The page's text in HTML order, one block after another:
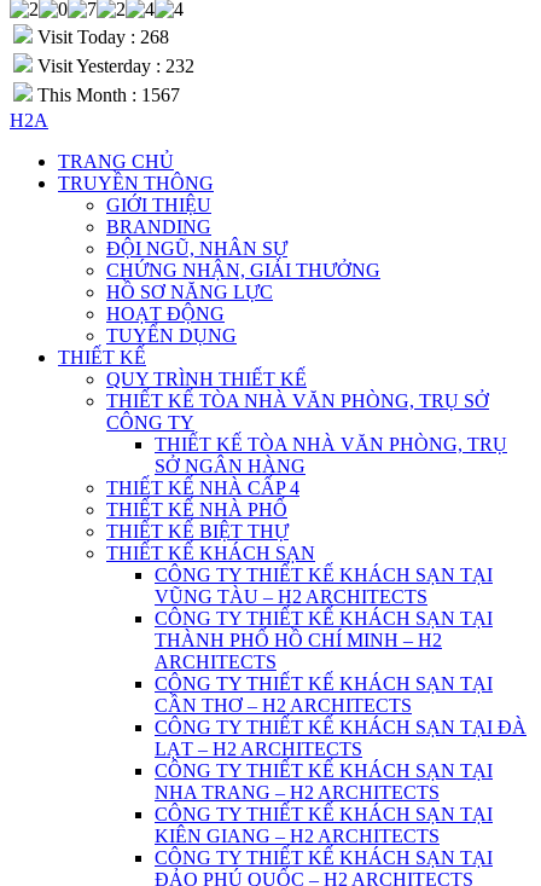
Visit Today : 268
Visit Yesterday : 232
This Month : 1567
H2A
TRANG CHỦ
TRUYỀN THÔNG
GIỚI THIỆU
BRANDING
ĐỘI NGŨ, NHÂN SỰ
CHỨNG NHẬN, GIẢI THƯỞNG
HỒ SƠ NĂNG LỰC
HOẠT ĐỘNG
TUYỂN DỤNG
THIẾT KẾ
QUY TRÌNH THIẾT KẾ
THIẾT KẾ TÒA NHÀ VĂN PHÒNG, TRỤ SỞ
CÔNG TY
THIẾT KẾ TÒA NHÀ VĂN PHÒNG, TRỤ
SỞ NGÂN HÀNG
THIẾT KẾ NHÀ CẤP 4
THIẾT KẾ NHÀ PHỐ
THIẾT KẾ BIỆT THỰ
THIẾT KẾ KHÁCH SẠN
CÔNG TY THIẾT KẾ KHÁCH SẠN TẠI
VŨNG TÀU – H2 ARCHITECTS
CÔNG TY THIẾT KẾ KHÁCH SẠN TẠI
THÀNH PHỐ HỒ CHÍ MINH – H2
ARCHITECTS
CÔNG TY THIẾT KẾ KHÁCH SẠN TẠI
CẦN THƠ – H2 ARCHITECTS
CÔNG TY THIẾT KẾ KHÁCH SẠN TẠI ĐÀ
LẠT – H2 ARCHITECTS
CÔNG TY THIẾT KẾ KHÁCH SẠN TẠI
NHA TRANG – H2 ARCHITECTS
CÔNG TY THIẾT KẾ KHÁCH SẠN TẠI
KIÊN GIANG – H2 ARCHITECTS
CÔNG TY THIẾT KẾ KHÁCH SẠN TẠI
ĐẢO PHÚ QUỐC – H2 ARCHITECTS